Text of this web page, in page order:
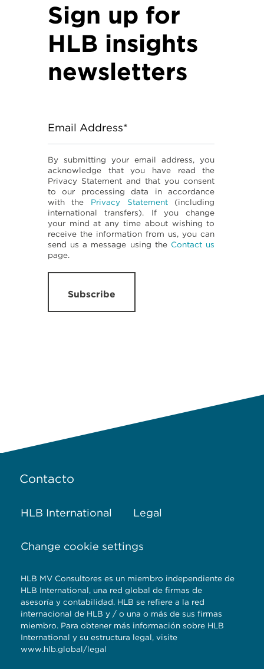
Sign up for
HLB insights
newsletters
Email Address*
By submitting your email address, you
acknowledge that you have read the
Privacy Statement and that you consent
to our processing data in accordance
with the Privacy Statement(including
international transfers). If you change
your mind at any time about wishing to
receive the information from us, you can
send us a message using the Contact us
page.
Subscribe
Contacto
HLB International Legal
Change cookie settings
HLB MV Consultores es un miembro independiente de
HLB International, una red global de firmas de
asesoría y contabilidad. HLB se refiere a la red
internacional de HLB y / o una o más de sus firmas
miembro. Para obtener más información sobre HLB
International y su estructura legal, visite
www.hlb.global/legal